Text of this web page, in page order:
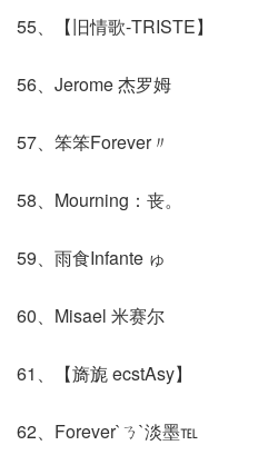
55、【旧情歌-TRISTE】
56、Jerome 杰罗姆
57、笨笨Forever〃
58、Mourning：丧。
59、雨食Infante ゅ
60、Misael 米赛尔
61、【旖旎 ecstAsy】
62、Forever`ㄋ`淡墨℡